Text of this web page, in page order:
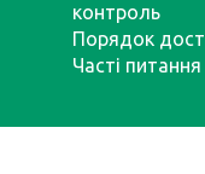
контроль
Порядок
Часті питання